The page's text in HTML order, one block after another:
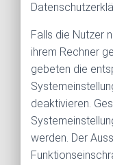
Falls die Nutzer
ihrem Rechner
gebeten die
deaktivieren.
werden. Der